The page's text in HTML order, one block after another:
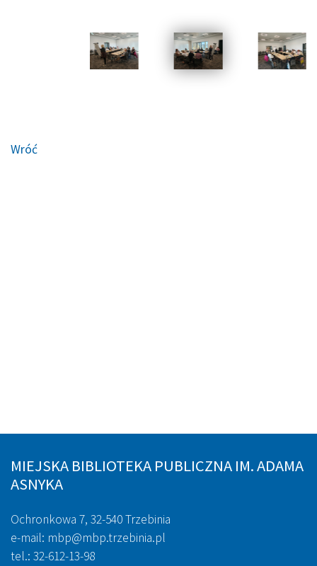
Wróć
MIEJSKA BIBLIOTEKA PUBLICZNA IM. ADAMA
ASNYKA
Ochronkowa 7, 32-540 Trzebinia
e-mail: mbp@mbp.trzebinia.pl
tel.: 32-612-13-98